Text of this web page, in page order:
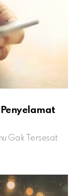
Gak Tersesat